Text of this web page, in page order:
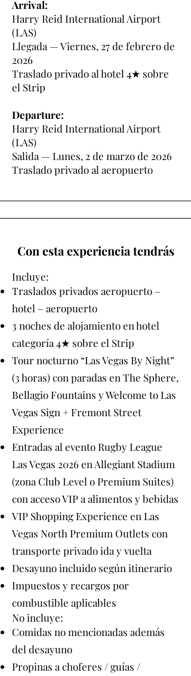
Arrival:
Harry Reid International Airport
(LAS)
Llegada — Viernes, 27 de febrero de
2026
Traslado privado al hotel 4★ sobre
el Strip
Departure:
Harry Reid International Airport
(LAS)
Salida — Lunes, 2 de marzo de 2026
Traslado privado al aeropuerto
Con esta experiencia tendrás
Incluye:
Traslados privados aeropuerto –
hotel – aeropuerto
3 noches de alojamiento en hotel
categoría 4★ sobre el Strip
Tour nocturno “Las Vegas By Night”
(3 horas) con paradas en The Sphere,
Bellagio Fountains y Welcome to Las
Vegas Sign + Fremont Street
Experience
Entradas al evento Rugby League
Las Vegas 2026 en Allegiant Stadium
(zona Club Level o Premium Suites)
con acceso VIP a alimentos y bebidas
VIP Shopping Experience en Las
Vegas North Premium Outlets con
transporte privado ida y vuelta
Desayuno incluido según itinerario
Impuestos y recargos por
combustible aplicables
No incluye:
Comidas no mencionadas además
del desayuno
Propinas a choferes / guías /